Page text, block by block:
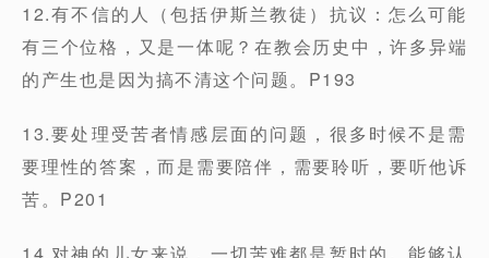
12.有不信的人（包括伊斯兰教徒）抗议：怎么可能
有三个位格，又是一体呢？在教会历史中，许多异端
的产生也是因为搞不清这个问题。P193
13.要处理受苦者情感层面的问题，很多时候不是需
要理性的答案，而是需要陪伴，需要聆听，要听他诉
苦。P201